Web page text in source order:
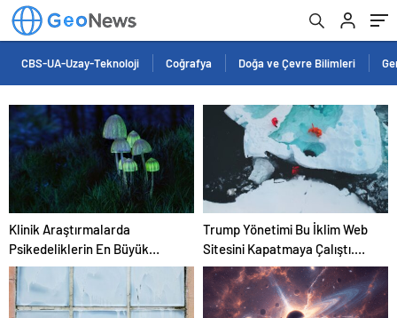
CBS-UA-Uzay-Teknoloji Coğrafya Doğa ve Çevre Bilimleri
Klinik Araştırmalarda
Psikedeliklerin En Büyük
Etkisi Gözden Kaçıyor Olabilir:
İnsanların Hedeflerini,
Değerlerini, Kariyerlerini ve
Trump Yönetimi Bu İklim Web
Sitesini Kapatmaya Çalıştı.
Bilim Adamları Onu Tekrar
Çevrimiçi Hale Getirdi